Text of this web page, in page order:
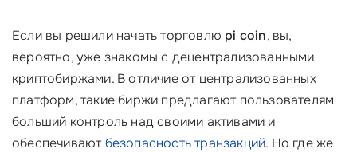
Если вы решили начать торговлю pi coin, вы,
вероятно, уже знакомы с децентрализованными
криптобиржами. В отличие от централизованных
платформ, такие биржи предлагают пользователям
больший контроль над своими активами и
обеспечиваютбезопасность транзакций. Но где же